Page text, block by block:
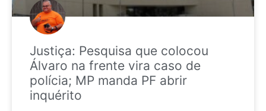
Justiça: Pesquisa que colocou
Álvaro na frente vira caso de
polícia; MP manda PF abrir
inquérito